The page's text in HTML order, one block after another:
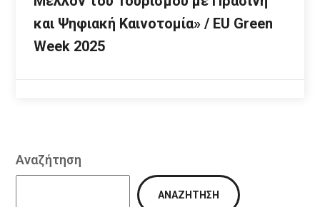
και Ψηφιακή Καινοτομία» / EU Green
Week 2025
Αναζήτηση
ΑΝΑΖΉΤΗΣΗ